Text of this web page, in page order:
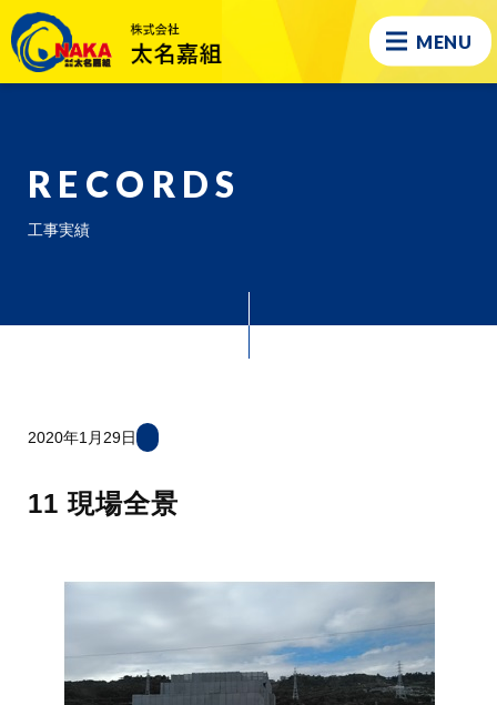
MENU
RECORDS
工事実績
2020年1月29日
11 現場全景